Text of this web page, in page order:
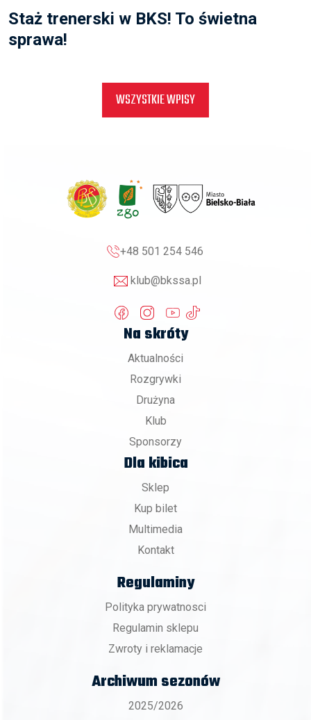
Staż trenerski w BKS! To świetna
sprawa!
WSZYSTKIE WPISY
+48 501 254 546
klub@bkssa.pl
Na skróty
Aktualności
Rozgrywki
Drużyna
Klub
Sponsorzy
Dla kibica
Sklep
Kup bilet
Multimedia
Kontakt
Regulaminy
Polityka prywatnosci
Regulamin sklepu
Zwroty i reklamacje
Archiwum sezonów
2025/2026